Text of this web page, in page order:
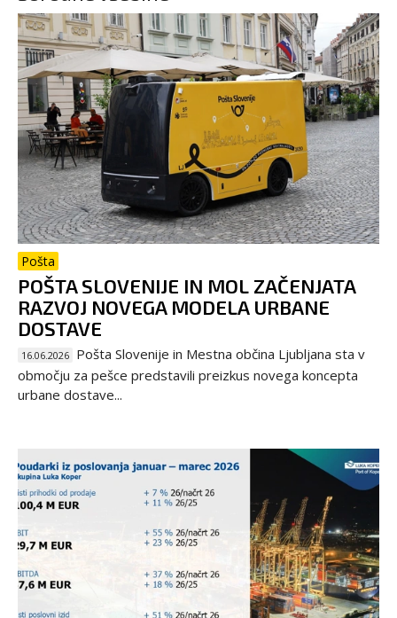
Pošta
POŠTA SLOVENIJE IN MOL ZAČENJATA
RAZVOJ NOVEGA MODELA URBANE
DOSTAVE
16.06.2026 Pošta Slovenije in Mestna občina Ljubljana sta v
območju za pešce predstavili preizkus novega koncepta
urbane dostave...